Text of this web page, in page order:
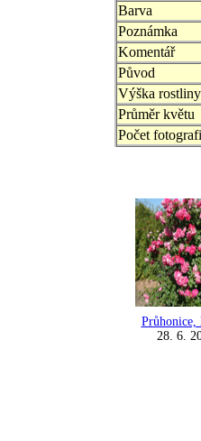
Barva
Poznámka
Komentář
Původ
Výška rostliny
Průměr květu
Počet
Průhonice,
28. 6.